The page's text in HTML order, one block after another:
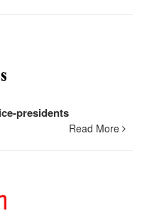
presidents
Read More